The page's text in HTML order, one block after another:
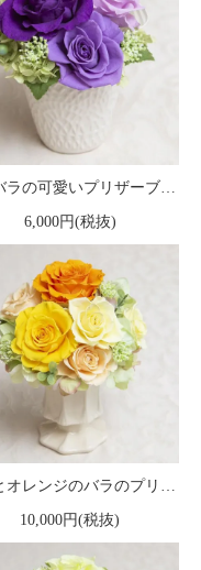
紫のバラの可愛いプリザーブドフラワーアレンジ 「メルレット」
6,000円(税抜)
黄色とオレンジのバラのプリザーブドフラワーアレンジ 「ルーチェ」
10,000円(税抜)